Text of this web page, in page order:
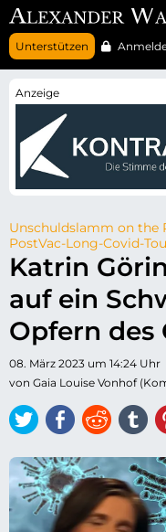
N
a
v
r
s
p
n
g
n
Unterstützen
Unschuldslamm on the
PostVac-Long-Covid-
Katrin
auf ein
Opfern des
08. März 2023 um 14:24 Uhr
von Gaia Louise Vonhof
TwitterFacebook
Reddit